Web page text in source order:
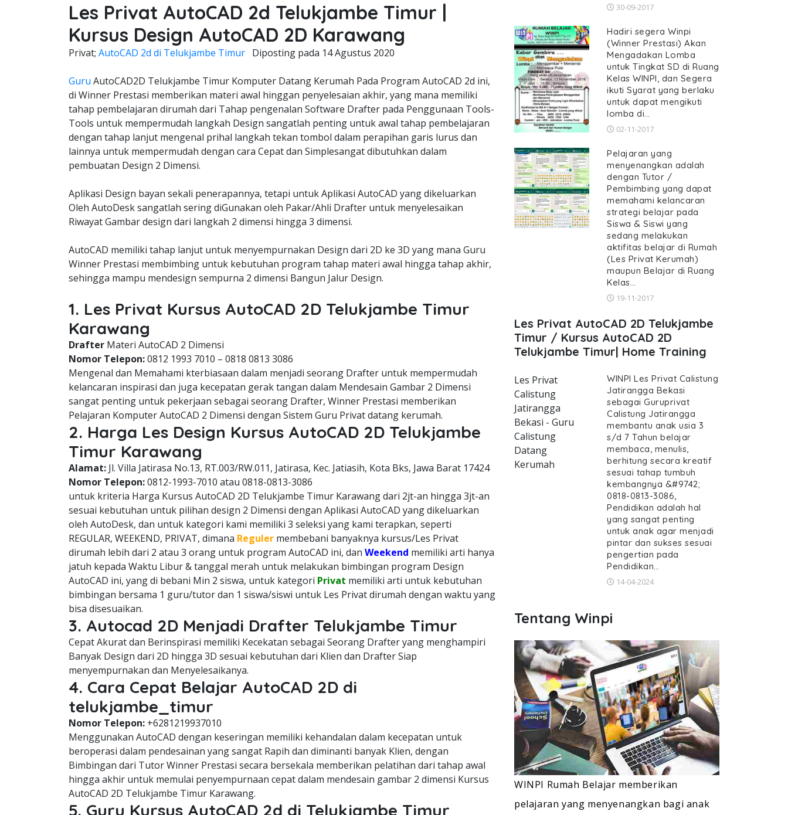
Les Privat AutoCAD 2d Telukjambe Timur |
Kursus Design AutoCAD 2D Karawang
Privat; AutoCAD 2d di Telukjambe Timur Diposting pada 14 Agustus 2020
Guru AutoCAD2D Telukjambe Timur Komputer Datang Kerumah Pada Program AutoCAD 2d ini,
di Winner Prestasi memberikan materi awal hinggan penyelesaian akhir, yang mana memiliki
tahap pembelajaran dirumah dari Tahap pengenalan Software Drafter pada Penggunaan Tools-
Tools untuk mempermudah langkah Design sangatlah penting untuk awal tahap pembelajaran
dengan tahap lanjut mengenal prihal langkah tekan tombol dalam perapihan garis lurus dan
lainnya untuk mempermudah dengan cara Cepat dan Simplesangat dibutuhkan dalam
pembuatan Design 2 Dimensi.
Aplikasi Design bayan sekali penerapannya, tetapi untuk Aplikasi AutoCAD yang dikeluarkan
Oleh AutoDesk sangatlah sering diGunakan oleh Pakar/Ahli Drafter untuk menyelesaikan
Riwayat Gambar design dari langkah 2 dimensi hingga 3 dimensi.
AutoCAD memiliki tahap lanjut untuk menyempurnakan Design dari 2D ke 3D yang mana Guru
Winner Prestasi membimbing untuk kebutuhan program tahap materi awal hingga tahap akhir,
sehingga mampu mendesign sempurna 2 dimensi Bangun Jalur Design.
1. Les Privat Kursus AutoCAD 2D Telukjambe Timur
Karawang
Drafter Materi AutoCAD 2 Dimensi
Nomor Telepon:0812 1993 7010 – 0818 0813 3086
Mengenal dan Memahami kterbiasaan dalam menjadi seorang Drafter untuk mempermudah
kelancaran inspirasi dan juga kecepatan gerak tangan dalam Mendesain Gambar 2 Dimensi
sangat penting untuk pekerjaan sebagai seorang Drafter, Winner Prestasi memberikan
Pelajaran Komputer AutoCAD 2 Dimensi dengan Sistem Guru Privat datang kerumah.
2. Harga Les Design Kursus AutoCAD 2D Telukjambe
Timur Karawang
Alamat: Jl. Villa Jatirasa No.13, RT.003/RW.011, Jatirasa, Kec. Jatiasih, Kota Bks, Jawa Barat 17424
Nomor Telepon:0812-1993-7010 atau 0818-0813-3086
untuk kriteria Harga Kursus AutoCAD 2D Telukjambe Timur Karawang dari 2jt-an hingga 3jt-an
sesuai kebutuhan untuk pilihan design 2 Dimensi dengan Aplikasi AutoCAD yang dikeluarkan
oleh AutoDesk, dan untuk kategori kami memiliki 3 seleksi yang kami terapkan, seperti
REGULAR, WEEKEND, PRIVAT, dimana Reguler membebani banyaknya kursus/Les Privat
dirumah lebih dari 2 atau 3 orang untuk program AutoCAD ini, dan Weekend memiliki arti hanya
jatuh kepada Waktu Libur & tanggal merah untuk melakukan bimbingan program Design
AutoCAD ini, yang di bebani Min 2 siswa, untuk kategori Privat memiliki arti untuk kebutuhan
bimbingan bersama 1 guru/tutor dan 1 siswa/siswi untuk Les Privat dirumah dengan waktu yang
bisa disesuaikan.
3. Autocad 2D Menjadi Drafter Telukjambe Timur
Cepat Akurat dan Berinspirasi memiliki Kecekatan sebagai Seorang Drafter yang menghampiri
Banyak Design dari 2D hingga 3D sesuai kebutuhan dari Klien dan Drafter Siap
menyempurnakan dan Menyelesaikanya.
4. Cara Cepat Belajar AutoCAD 2D di
telukjambe_timur
Nomor Telepon: +6281219937010
Menggunakan AutoCAD dengan keseringan memiliki kehandalan dalam kecepatan untuk
beroperasi dalam pendesainan yang sangat Rapih dan diminanti banyak Klien, dengan
Bimbingan dari Tutor Winner Prestasi secara bersekala memberikan pelatihan dari tahap awal
hingga akhir untuk memulai penyempurnaan cepat dalam mendesain gambar 2 dimensi Kursus
AutoCAD 2D Telukjambe Timur Karawang.
5. Guru Kursus AutoCAD 2d di Telukjambe Timur
30-09-2017
Hadiri segera Winpi
(Winner Prestasi) Akan
Mengadakan Lomba
untuk Tingkat SD di Ruang
Kelas WINPI, dan Segera
ikuti Syarat yang berlaku
untuk dapat mengikuti
lomba di…
02-11-2017
Pelajaran yang
menyenangkan adalah
dengan Tutor /
Pembimbing yang dapat
memahami kelancaran
strategi belajar pada
Siswa & Siswi yang
sedang melakukan
aktifitas belajar di Rumah
(Les Privat Kerumah)
maupun Belajar di Ruang
Kelas…
19-11-2017
Les Privat AutoCAD 2D Telukjambe
Timur / Kursus AutoCAD 2D
Telukjambe Timur| Home Training
Les Privat
Calistung
Jatirangga
Bekasi - Guru
Calistung
Datang
Kerumah
WINPI Les Privat Calistung
Jatirangga Bekasi
sebagai Guruprivat
Calistung Jatirangga
membantu anak usia 3
s/d 7 Tahun belajar
membaca, menulis,
berhitung secara kreatif
sesuai tahap tumbuh
kembangnya &#9742;
0818-0813-3086,
Pendidikan adalah hal
yang sangat penting
untuk anak agar menjadi
pintar dan sukses sesuai
pengertian pada
Pendidikan…
14-04-2024
Tentang Winpi
WINPI Rumah Belajar memberikan
pelajaran yang menyenangkan bagi anak